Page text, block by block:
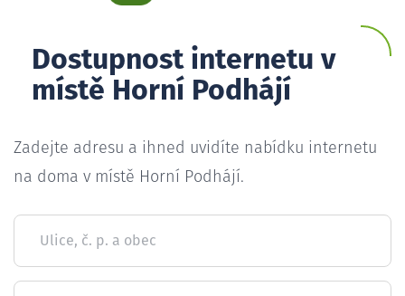
Dostupnost internetu v
místě Horní Podhájí
Zadejte adresu a ihned uvidíte nabídku internetu
na doma v místě Horní Podhájí.
Ulice, č. p. a obec